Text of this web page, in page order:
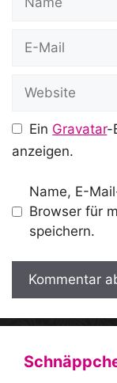
Website
Ein Gravatar-
anzeigen.
Name, E-
Browser für
speichern.
A